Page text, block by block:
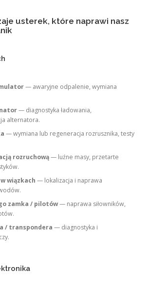
usterek, które naprawi nasz
— awaryjne odpalenie, wymiana
— diagnostyka ładowania,
alternatora.
— wymiana lub regeneracja rozrusznika, testy
rozruchową— luźne masy, przetarte
wiązkach — lokalizacja i naprawa
zamka / pilotów— naprawa siłowników,
/ transpondera — diagnostyka i